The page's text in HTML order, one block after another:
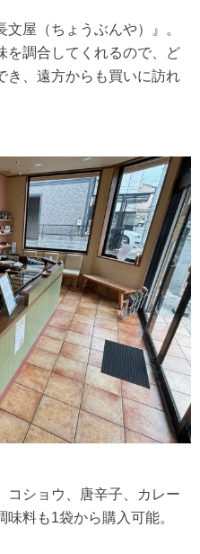
屋（ちょうぶんや）』。
を調合してくれるので、ど
き、遠方からも買いに訪れ
コショウ、唐辛子、カレー
料も1袋から購入可能。